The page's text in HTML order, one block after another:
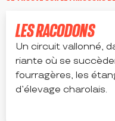
LES RACODONS
Un circuit vallonné,
riante où se
fourragères, les
d’élevage charolais.